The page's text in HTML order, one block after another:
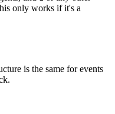
only works if it's a
is the same for events